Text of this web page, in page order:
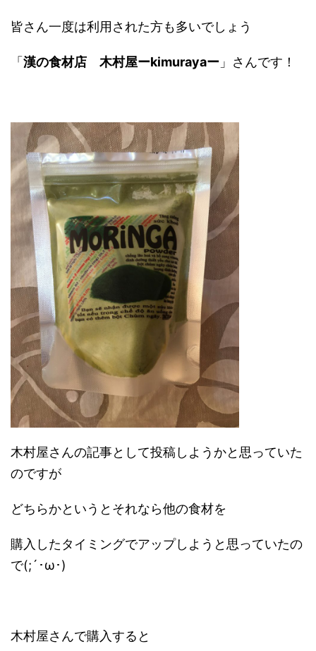
皆さん一度は利用された方も多いでしょう
「 漢の食材店 木村屋ーkimurayaー 」さんです！
木村屋さんの記事として投稿しようかと思っていた
のですが
どちらかというとそれなら他の食材を
購入したタイミングでアップしようと思っていたの
で(;´･ω･)
木村屋さんで購入すると